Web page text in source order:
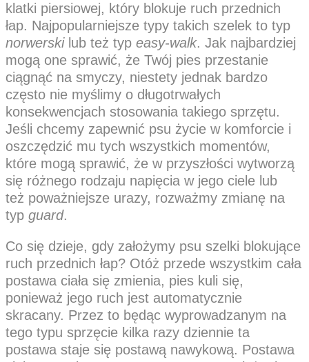
klatki piersiowej, który blokuje ruch przednich
łap. Najpopularniejsze typy takich szelek to typ
norwerskilub też typ easy-walk. Jak najbardziej
mogą one sprawić, że Twój pies przestanie
ciągnąć na smyczy, niestety jednak bardzo
często nie myślimy o długotrwałych
konsekwencjach stosowania takiego sprzętu.
Jeśli chcemy zapewnić psu życie w komforcie i
oszczędzić mu tych wszystkich momentów,
które mogą sprawić, że w przyszłości wytworzą
się różnego rodzaju napięcia w jego ciele lub
też poważniejsze urazy, rozważmy zmianę na
typ guard.
Co się dzieje, gdy założymy psu szelki blokujące
ruch przednich łap? Otóż przede wszystkim cała
postawa ciała się zmienia, pies kuli się,
ponieważ jego ruch jest automatycznie
skracany. Przez to będąc wyprowadzanym na
tego typu sprzęcie kilka razy dziennie ta
postawa staje się postawą nawykową. Postawa